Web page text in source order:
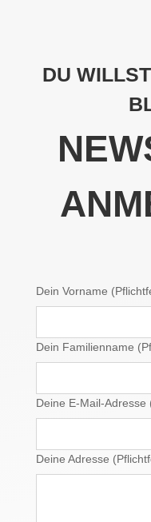
DU
Dein Vorname
Dein Familienname
Deine E-Mail-Adresse
Deine Adresse